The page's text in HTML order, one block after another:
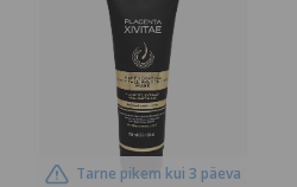
Tarne pikem kui 3 päeva